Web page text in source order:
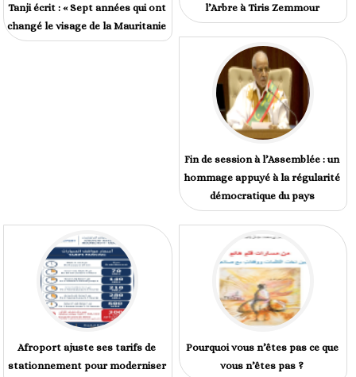
Tanji écrit : « Sept années qui ont
changé le visage de la Mauritanie
l’Arbre à Tiris Zemmour
Fin de session à l’Assemblée : un
hommage appuyé à la régularité
démocratique du pays
Afroport ajuste ses tarifs de
stationnement pour moderniser
Pourquoi vous n’êtes pas ce que
vous n’êtes pas ?